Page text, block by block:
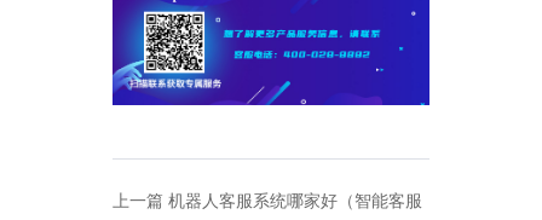
上一篇机器人客服系统哪家好（智能客服